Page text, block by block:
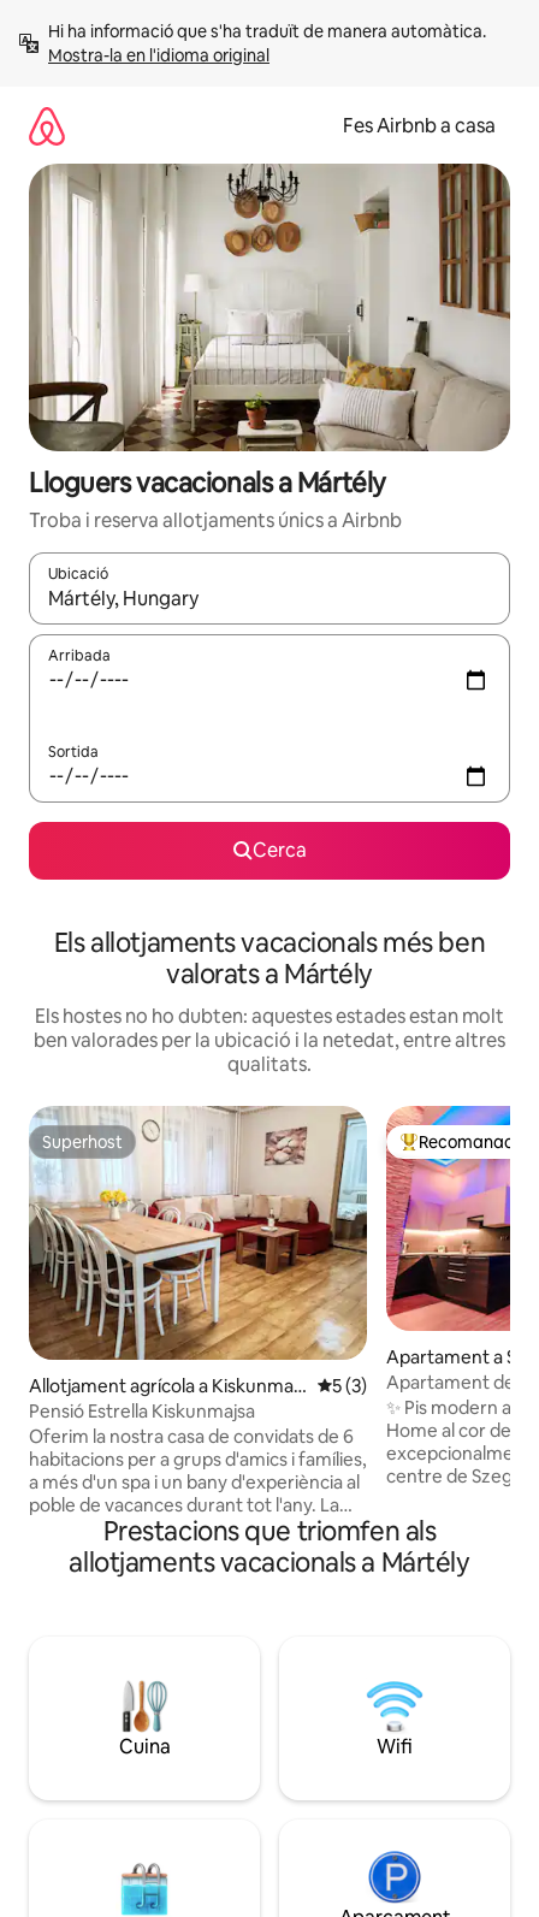
Mostra-la en l'idioma original
Fes Airbnb a casa
Lloguers vacacionals a Mártély
Troba i reserva allotjaments únics a Airbnb
Ubicació
Quan els resultats estiguin disponibles, podràs navegar-hi a
Arribada
Sortida
Cerca
Els allotjaments vacacionals més ben
valorats a Mártély
Els hostes no ho dubten: aquestes estades estan molt
ben valorades per la ubicació i la netedat, entre altres
qualitats.
Superhost
Superhost
Allotjament agrícola a Kiskunmajs
a
5 de puntuació mitjana
5 (3)
Pensió Estrella Kiskunmajsa
Oferim la nostra casa de convidats de 6
habitacions per a grups d'amics i famílies,
a més d'un spa i un bany d'experiència al
poble de vacances durant tot l'any. La
millor opció per a diverses generacions.
Et donem la benvinguda per a un màxim
de 12 persones, amb una cuina
aire condicionat, les finestres són
mosquiteres, s'admeten animals de
companyia i els cotxes poden aparcar de
forma segura.
Principals
Recomanació
Apartament a
Apartament de
Feketesas utca
✨ Pis modern
Home al cor de
excepcionalment
centre de
carrer Kárász, el
ciutat. L'apartament combina l'elegància
d'un edifici
relaxar-te, ja que
importants són a
Prestacions que triomfen als
allotjaments vacacionals a Mártély
Cuina Wifi